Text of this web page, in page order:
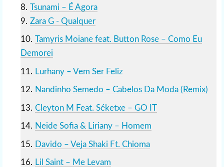
Tsunami – É Agora
Zara G - Qualquer
Tamyris Moiane feat. Button Rose – Como Eu
Demorei
Lurhany – Vem Ser Feliz
Nandinho Semedo – Cabelos Da Moda (Remix)
Cleyton M Feat. Séketxe – GO IT
Neide Sofia & Liriany – Homem
Davido – Veja Shaki Ft. Chioma
Lil Saint – Me Levam